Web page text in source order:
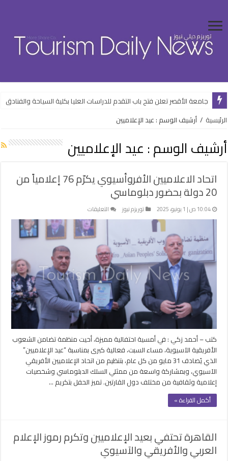
جامعة الأقصر تعلن فتح باب التقدم للدراسات العليا بكلية السياحة والفنادق
الرئيسية / أرشيف الوسم : عيد الإعلاميين
أرشيف الوسم : عيد الإعلاميين
اتحاد الاعلاميين الأفروأسيوي يكرّم 76 إعلامياً من
20 دولة بحضور دبلوماسي
10:04 ص | 1 يونيو، 2025 توريزم نيوز التعليقات
اتحاد
الاعلاميين
الأفروأسيوي
إعلامياً
من
20
دولة
بحضور
دبلوماسي
مغلقة
كتب – أحمد زكي : في أمسية احتفالية مميزة، أحيت منظمة تضامن الشعوب
الأفريقية الآسيوية، مساء السبت، فعالية كبرى بمناسبة “عيد الإعلاميين”
الذي يُصادف 31 مايو من كل عام، بتنظيم من اتحاد الإعلاميين الأفريقي
الآسيوي، وبمشاركة واسعة من ممثلي السلك الدبلوماسي وشخصيات
إعلامية وثقافية من مختلف دول القارتين. تميز الحفل بتكريم …
أكمل القراءة »
القاهرة تحتفي بعيد الإعلاميين وتكرم رموز الإعلام
العربي والأفريقي والآسيوي